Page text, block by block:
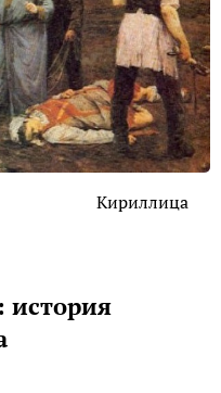
Кириллица
история